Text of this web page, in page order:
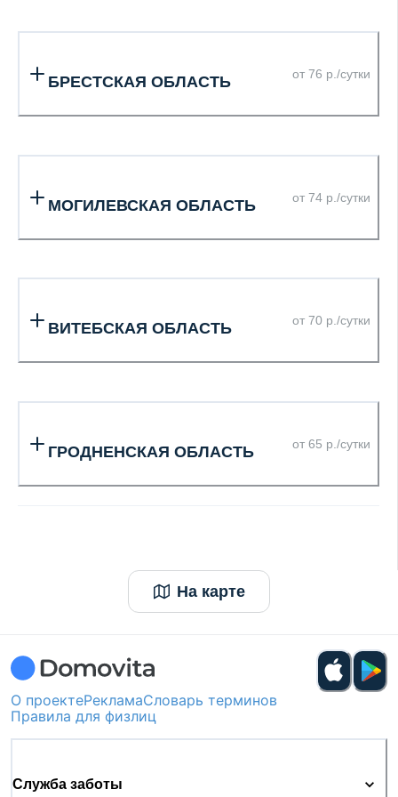
БРЕСТСКАЯ ОБЛАСТЬ от 76 р./сутки
МОГИЛЕВСКАЯ ОБЛАСТЬ от 74 р./сутки
ВИТЕБСКАЯ ОБЛАСТЬ от 70 р./сутки
ГРОДНЕНСКАЯ ОБЛАСТЬ от 65 р./сутки
На карте
О проектеРекламаСловарь терминов
Правила для физлиц
Служба заботы